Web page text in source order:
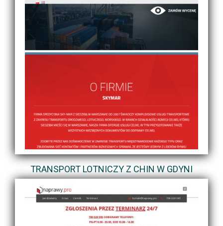
TRANSPORT LOTNICZY Z CHIN W GDYNI